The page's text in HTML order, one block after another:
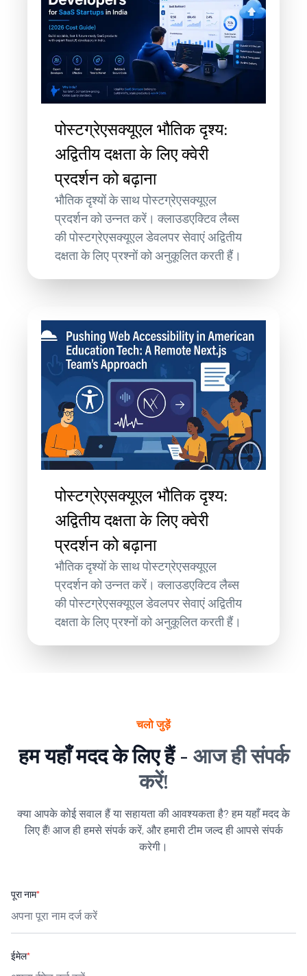
पोस्टग्रेएसक्यूएल भौतिक दृश्य:
अद्वितीय दक्षता के लिए क्वेरी
प्रदर्शन को बढ़ाना
भौतिक दृश्यों के साथ पोस्टग्रेएसक्यूएल
प्रदर्शन को उन्नत करें। क्लाउडएक्टिव लैब्स
की पोस्टग्रेएसक्यूएल डेवलपर सेवाएं अद्वितीय
दक्षता के लिए प्रश्नों को अनुकूलित करती हैं।
पोस्टग्रेएसक्यूएल भौतिक दृश्य:
अद्वितीय दक्षता के लिए क्वेरी
प्रदर्शन को बढ़ाना
भौतिक दृश्यों के साथ पोस्टग्रेएसक्यूएल
प्रदर्शन को उन्नत करें। क्लाउडएक्टिव लैब्स
की पोस्टग्रेएसक्यूएल डेवलपर सेवाएं अद्वितीय
दक्षता के लिए प्रश्नों को अनुकूलित करती हैं।
चलो जुड़ें
हम यहाँ मदद के लिए हैं - आज ही संपर्क
करें!
क्या आपके कोई सवाल हैं या सहायता की आवश्यकता है? हम यहाँ मदद के
लिए हैं! आज ही हमसे संपर्क करें, और हमारी टीम जल्द ही आपसे संपर्क
करेगी।
पूरा नाम*
ईमेल*